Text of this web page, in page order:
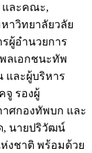
และคณะ,
าวิทยาลัยวลัย
ผู้อำนวยการ
ลเอกชนะทัพ
และผู้บริหาร
จู รองผู้
ศกองทัพบก และ
, นายปริวัฒน์
งชาติ พร้อมด้วย